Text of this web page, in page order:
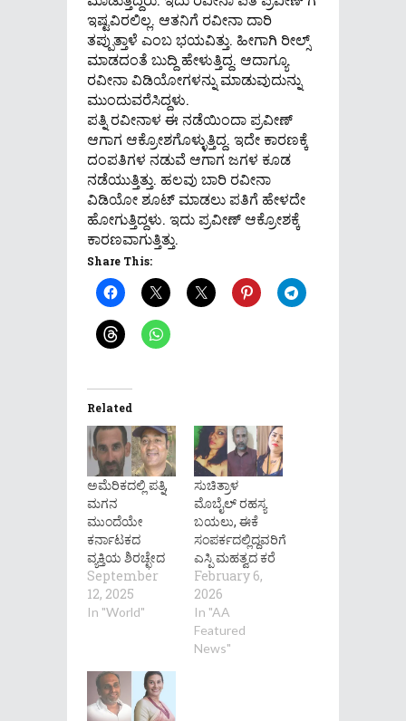
ಇಷ್ಟವಿರಲಿಲ್ಲ. ಆತನಿಗೆ ರವೀನಾ ದಾರಿ
ತಪ್ಪುತ್ತಾಳೆ ಎಂಬ ಭಯವಿತ್ತು. ಹೀಗಾಗಿ ರೀಲ್ಸ್
ಮಾಡದಂತೆ ಬುದ್ದಿ ಹೇಳುತ್ತಿದ್ದ. ಆದಾಗ್ಯೂ
ರವೀನಾ ವಿಡಿಯೋಗಳನ್ನು ಮಾಡುವುದುನ್ನು
ಮುಂದುವರೆಸಿದ್ದಳು.
ಪತ್ನಿ ರವೀನಾಳ ಈ ನಡೆಯಿಂದಾ ಪ್ರವೀಣ್
ಆಗಾಗ ಆಕ್ರೋಶಗೊಳ್ಳುತ್ತಿದ್ದ. ಇದೇ ಕಾರಣಕ್ಕೆ
ದಂಪತಿಗಳ ನಡುವೆ ಆಗಾಗ ಜಗಳ ಕೂಡ
ನಡೆಯುತ್ತಿತ್ತು. ಹಲವು ಬಾರಿ ರವೀನಾ
ವಿಡಿಯೋ ಶೂಟ್ ಮಾಡಲು ಪತಿಗೆ ಹೇಳದೇ
ಹೋಗುತ್ತಿದ್ದಳು. ಇದು ಪ್ರವೀಣ್ ಆಕ್ರೋಶಕ್ಕೆ
ಕಾರಣವಾಗುತ್ತಿತ್ತು.
Share This:
Related
ಅಮೆರಿಕದಲ್ಲಿ ಪತ್ನಿ,
ಮಗನ
ಮುಂದೆಯೇ
ಕರ್ನಾಟಕದ
ವ್ಯಕ್ತಿಯ ಶಿರಚ್ಛೇದ
September
12, 2025
In "World"
ಸುಚಿತ್ರಾಳ
ಮೊಬೈಲ್ ರಹಸ್ಯ
ಬಯಲು, ಈಕೆ
ಸಂಪರ್ಕದಲ್ಲಿದ್ದವರಿಗೆ
ಎಸ್ಪಿ ಮಹತ್ವದ ಕರೆ
February 6,
2026
In "AA
Featured
News"